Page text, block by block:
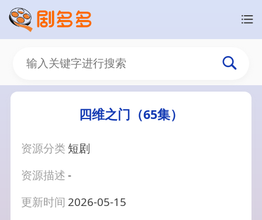
四维之门（65集）
资源分类 短剧
资源描述-
更新时间 2026-05-15